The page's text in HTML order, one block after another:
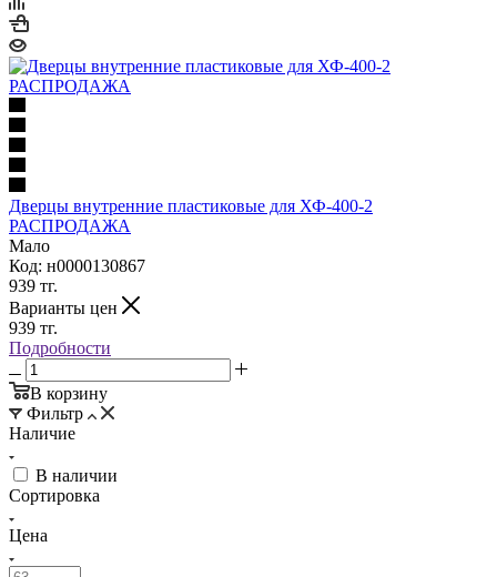
Дверцы внутренние пластиковые для ХФ-400-2
РАСПРОДАЖА
Мало
Код: н0000130867
939 тг.
Варианты цен
939 тг.
Подробности
В корзину
Фильтр
Наличие
В наличии
Сортировка
Цена